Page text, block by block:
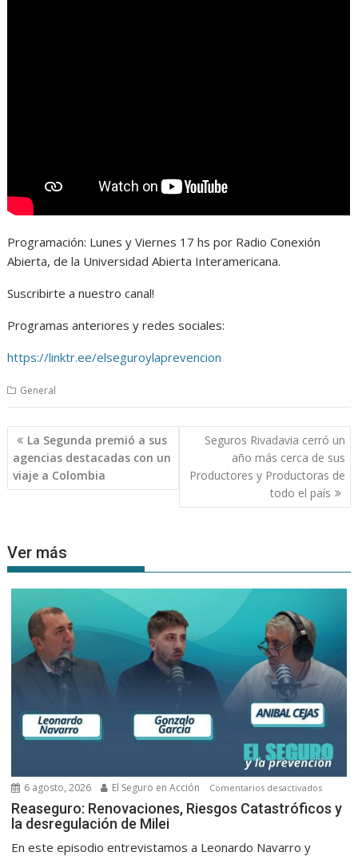
Programación: Lunes y Viernes 17 hs por Radio Conexión
Abierta, de la Universidad Abierta Interamericana.
Suscribirte a nuestro canal!
Programas anteriores y redes sociales:
https://linktr.ee/elseguroylaprevencion
General
Navegación
de
entradas
La Segunda premió a sus
agencias destacadas con un
viaje a Colombia
Seguros Rivadavia cerró un
año más cerca de sus
Productores y Productoras de
todo el país
Ver más
6 agosto, 2026 El Seguro en Acción Comentarios desactivadosen
Reaseguro: Renovaciones, Riesgos Catastróficos y
la desregulación de Milei
En este episodio entrevistamos a Leonardo Navarro y